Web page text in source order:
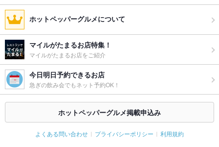
応
備考
各人数の御相談承っております※要相談、少人数個室や各階フロ
ホットペッパーグルメについて
マイルがたまるお店特集！
マイルがたまるお店をご紹介
今日明日予約できるお店
急ぎの飲み会でもネット予約OK！
ホットペッパーグルメ掲載申込み
よくある問い合わせ プライバシーポリシー 利用規約